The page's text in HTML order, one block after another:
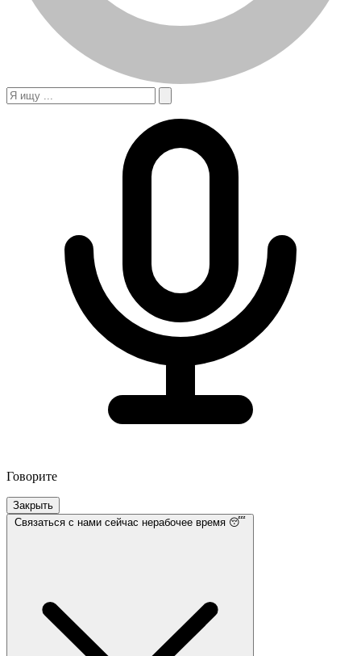
Говорите
Закрыть
Связаться с нами сейчас нерабочее время 😴